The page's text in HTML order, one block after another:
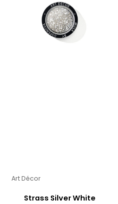
Art Décor
Strass Silver White